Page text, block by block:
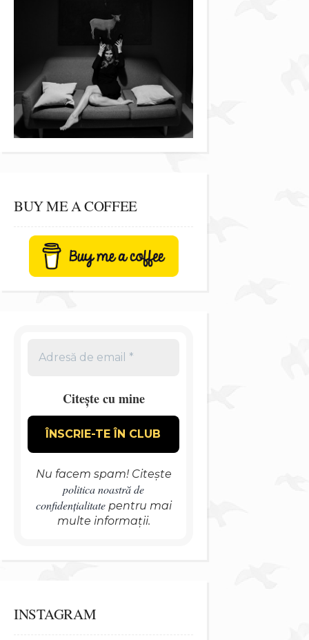
BUY ME A COFFEE
Citește cu mine
Nu facem spam! Citește
politica noastră de
confidențialitatepentru mai
multe informații.
INSTAGRAM